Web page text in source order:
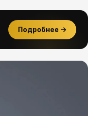
Подробнее →